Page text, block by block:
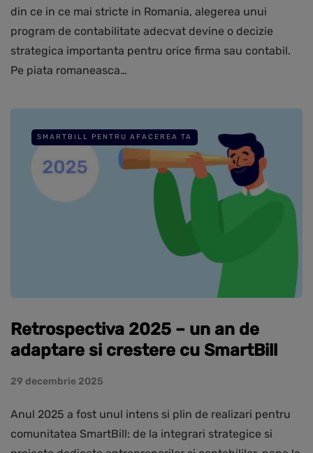
din ce in ce mai stricte in Romania, alegerea unui
program de contabilitate adecvat devine o decizie
strategica importanta pentru orice firma sau contabil.
Pe piata romaneasca…
SMARTBILL PENTRU AFACEREA TA
Retrospectiva 2025 – un an de
adaptare si crestere cu SmartBill
29 decembrie 2025
Anul 2025 a fost unul intens si plin de realizari pentru
comunitatea SmartBill: de la integrari strategice si